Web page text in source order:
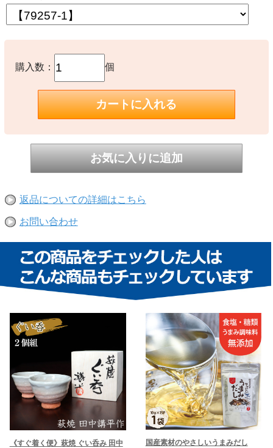
購入数： 個
返品についての詳細はこちら
お問い合わせ
《すぐ着く便》萩焼 ぐい呑み 田中
国産素材のやさしいうまみだし